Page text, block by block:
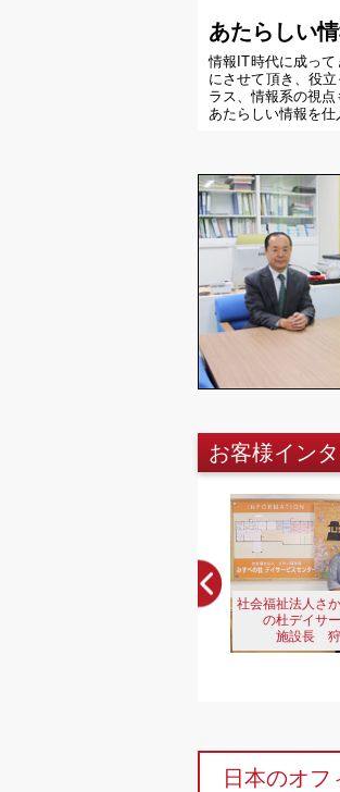
あたらしい
情報IT時代に成っ
にさせて頂き、役
ラス、情報系の視点
あたらしい情報を仕
お客様イン
社会福祉法人さ
の杜デイサ
施設長
日本のオ